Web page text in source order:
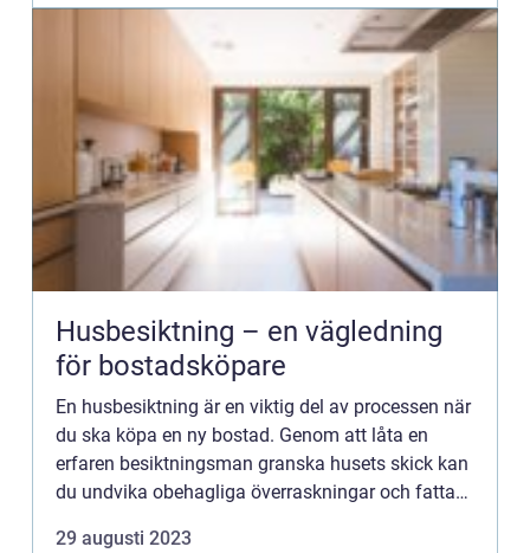
Husbesiktning – en vägledning
för bostadsköpare
En husbesiktning är en viktig del av processen när
du ska köpa en ny bostad. Genom att låta en
erfaren besiktningsman granska husets skick kan
du undvika obehagliga överraskningar och fatta
29 augusti 2023